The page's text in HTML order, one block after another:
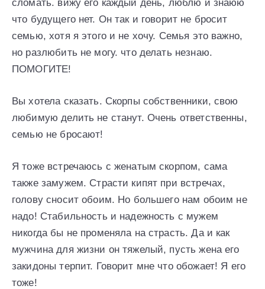
сломать. вижу его каждый день, люблю и знаюю
что будущего нет. Он так и говорит не бросит
семью, хотя я этого и не хочу. Семья это важно,
но разлюбить не могу. что делать незнаю.
ПОМОГИТЕ!
Вы хотела сказать. Скорпы собственники, свою
любимую делить не станут. Очень ответственны,
семью не бросают!
Я тоже встречаюсь с женатым скорпом, сама
также замужем. Страсти кипят при встречах,
голову сносит обоим. Но большего нам обоим не
надо! Стабильность и надежность с мужем
никогда бы не променяла на страсть. Да и как
мужчина для жизни он тяжелый, пусть жена его
закидоны терпит. Говорит мне что обожает! Я его
тоже!